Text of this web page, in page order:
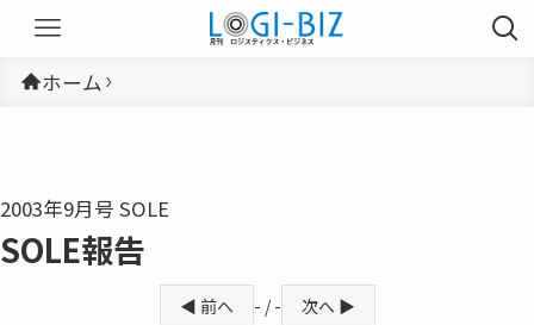
ホーム
2003年9月号 SOLE
SOLE報告
◀ 前へ - / - 次へ ▶